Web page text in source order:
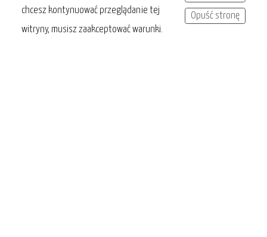
chcesz kontynuować przeglądanie tej
witryny, musisz zaakceptować warunki.
Opuść stronę